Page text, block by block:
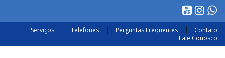
Serviços Telefones Perguntas Frequentes
Contato
Fale Conosco